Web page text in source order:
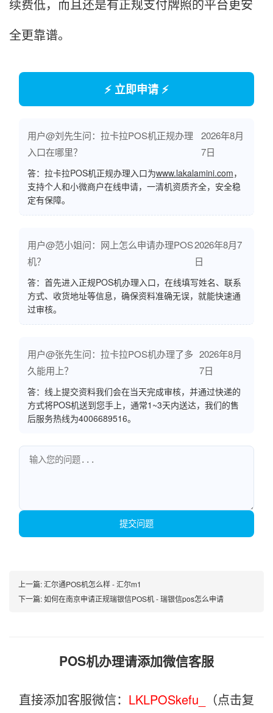
续费低，而且还是有正规支付牌照的平台更安
全更靠谱。
⚡ 立即申请 ⚡
用户@刘先生问：拉卡拉POS机正规办理
入口在哪里？
2026年8月
7日
答：拉卡拉POS机正规办理入口为www.lakalamini.com，
支持个人和小微商户在线申请，一清机资质齐全，安全稳
定有保障。
用户@范小姐问：网上怎么申请办理POS
机？
2026年8月7
日
答：首先进入正规POS机办理入口，在线填写姓名、联系
方式、收货地址等信息，确保资料准确无误，就能快速通
过审核。
用户@张先生问：拉卡拉POS机办理了多
久能用上？
2026年8月
7日
答：线上提交资料我们会在当天完成审核，并通过快递的
方式将POS机送到您手上，通常1~3天内送达，我们的售
后服务热线为4006689516。
提交问题
上一篇:汇尔通POS机怎么样 - 汇尔m1
下一篇:如何在南京申请正规瑞银信POS机 - 瑞银信pos怎么申请
POS机办理请添加微信客服
直接添加客服微信： LKLPOSkefu_
（点击复